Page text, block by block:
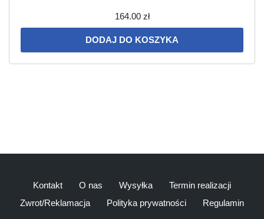
164.00 zł
DODAJ DO KOSZYKA
Kontakt O nas Wysyłka
Termin realizacji
Zwrot/Reklamacja
Polityka prywatności Regulamin